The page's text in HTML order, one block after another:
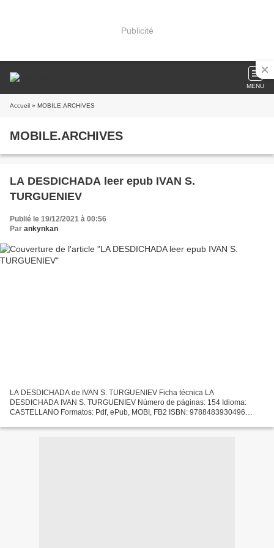
Publicité
MENU
Accueil » MOBILE.ARCHIVES
MOBILE.ARCHIVES
LA DESDICHADA leer epub IVAN S.
TURGUENIEV
Publié le 19/12/2021 à 00:56
Par ankynkan
LA DESDICHADA de IVAN S. TURGUENIEV Ficha técnica LA
DESDICHADA IVAN S. TURGUENIEV Número de páginas: 154 Idioma:
CASTELLANO Formatos: Pdf, ePub, MOBI, FB2 ISBN: 9788483930496
gratis Descarga...